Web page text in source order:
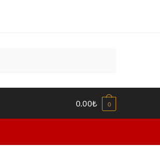
0.00₺ 0